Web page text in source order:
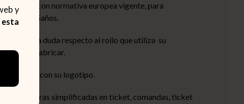
y
esta
que cumple con normativa europea vigente, para
durante 5años.
tiene alguna duda respecto al rollo que utiliza su
fabricar.
con su logotipo.
facturas simplificadas en ticket, comandas, ticket